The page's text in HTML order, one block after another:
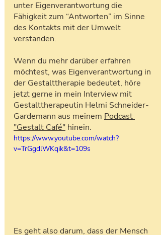
unter Eigenverantwortung die
Fähigkeit zum “Antworten” im Sinne
des Kontakts mit der Umwelt
verstanden.
Wenn du mehr darüber erfahren
möchtest, was Eigenverantwortung in
der Gestalttherapie bedeutet, höre
jetzt gerne in mein Interview mit
Gestalttherapeutin Helmi Schneider-
Gardemann aus meinem Podcast
"Gestalt Café" hinein.
https://www.youtube.com/watch?
v=TrGgdlWKqik&t=109s
Es geht also darum, dass der Mensch